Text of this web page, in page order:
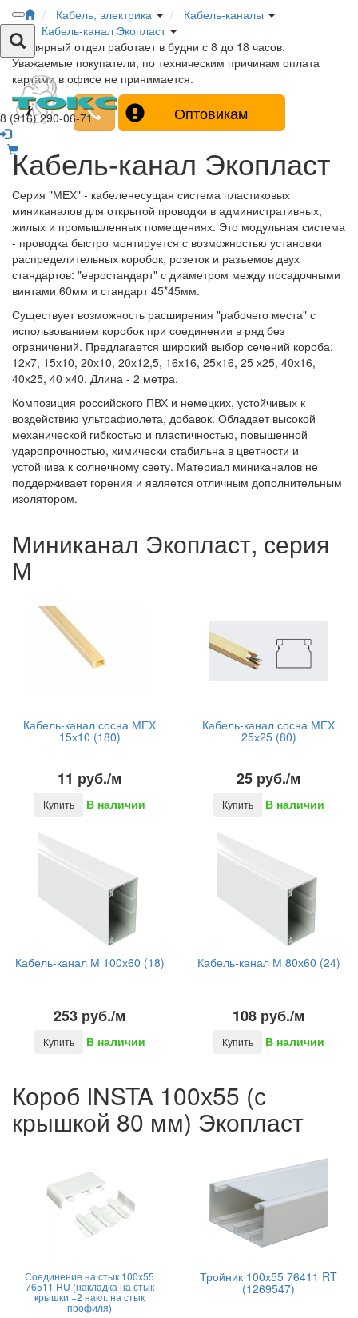
8 (916) 290-06-71
Кабель, электрика
Кабель-каналы
Кабель-канал Экопласт
Столярный отдел работает в будни с 8 до 18 часов.
Уважаемые покупатели, по техническим причинам оплата
картами в офисе не принимается.
Оптовикам
Кабель-канал Экопласт
Серия "МЕХ" - кабеленесущая система пластиковых
миниканалов для открытой проводки в административных,
жилых и промышленных помещениях. Это модульная система
- проводка быстро монтируется с возможностью установки
распределительных коробок, розеток и разъемов двух
стандартов: "евростандарт" с диаметром между посадочными
винтами 60мм и стандарт 45*45мм.
Существует возможность расширения "рабочего места" с
использованием коробок при соединении в ряд без
ограничений. Предлагается широкий выбор сечений короба:
12х7, 15х10, 20х10, 20х12,5, 16х16, 25х16, 25 х25, 40х16,
40х25, 40 х40. Длина - 2 метра.
Композиция российского ПВХ и немецких, устойчивых к
воздействию ультрафиолета, добавок. Обладает высокой
механической гибкостью и пластичностью, повышенной
ударопрочностью, химически стабильна в цветности и
устойчива к солнечному свету. Материал миниканалов не
поддерживает горения и является отличным дополнительным
изолятором.
Миниканал Экопласт, серия
М
Кабель-канал сосна МЕХ
15х10 (180)
11 руб./м
Купить В наличии
Кабель-канал сосна МЕХ
25х25 (80)
25 руб./м
Купить В наличии
Кабель-канал М 100х60 (18)
253 руб./м
Купить В наличии
Кабель-канал М 80х60 (24)
108 руб./м
Купить В наличии
Короб INSTA 100х55 (с
крышкой 80 мм) Экопласт
Соединение на стык 100х55
76511 RU (накладка на стык
крышки +2 накл. на стык
профиля)
Тройник 100х55 76411 RT
(1269547)